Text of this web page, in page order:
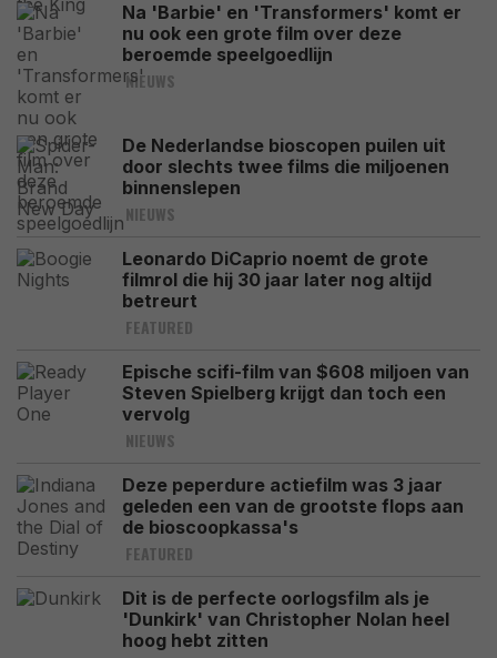
Na 'Barbie' en 'Transformers' komt er
nu ook een grote film over deze
beroemde speelgoedlijn
NIEUWS
De Nederlandse bioscopen puilen uit
door slechts twee films die miljoenen
binnenslepen
NIEUWS
Leonardo DiCaprio noemt de grote
filmrol die hij 30 jaar later nog altijd
betreurt
FEATURED
Epische scifi-film van $608 miljoen van
Steven Spielberg krijgt dan toch een
vervolg
NIEUWS
Deze peperdure actiefilm was 3 jaar
geleden een van de grootste flops aan
de bioscoopkassa's
FEATURED
Dit is de perfecte oorlogsfilm als je
'Dunkirk' van Christopher Nolan heel
hoog hebt zitten